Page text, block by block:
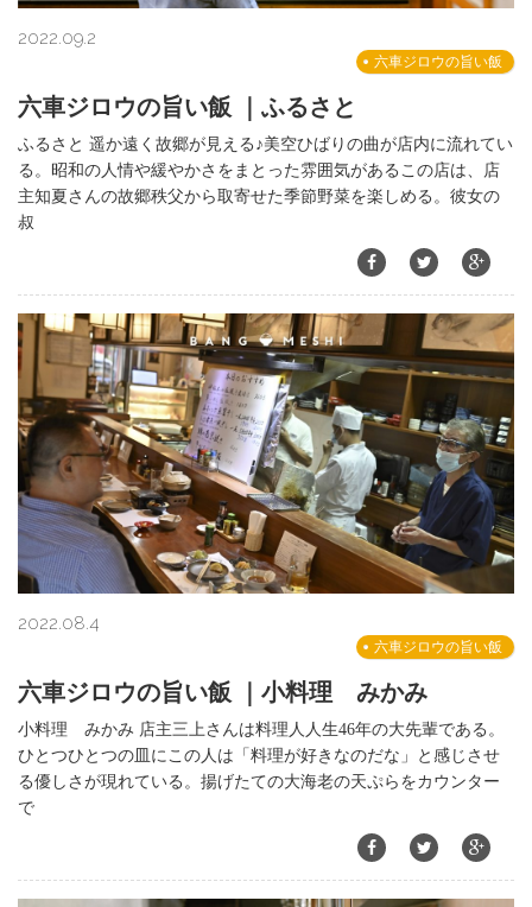
2022.09.2
六車ジロウの旨い飯
六車ジロウの旨い飯 ｜ふるさと
ふるさと 遥か遠く故郷が見える♪美空ひばりの曲が店内に流れてい
る。昭和の人情や緩やかさをまとった雰囲気があるこの店は、店
主知夏さんの故郷秩父から取寄せた季節野菜を楽しめる。彼女の
叔
2022.08.4
六車ジロウの旨い飯
六車ジロウの旨い飯 ｜小料理 みかみ
小料理 みかみ 店主三上さんは料理人人生46年の大先輩である。
ひとつひとつの皿にこの人は「料理が好きなのだな」と感じさせ
る優しさが現れている。揚げたての大海老の天ぷらをカウンター
で